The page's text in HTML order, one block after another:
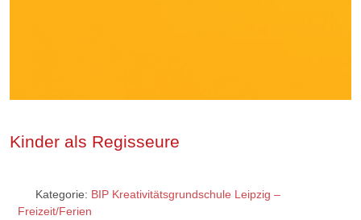
Kinder als Regisseure
Kategorie: BIP Kreativitätsgrundschule Leipzig –
Freizeit/Ferien